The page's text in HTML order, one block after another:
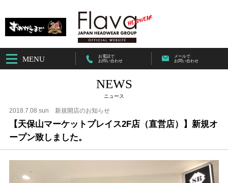
MENU
お電話で
お問い合わせ
メールで
お問い合わせ
NEWS
ニュース
2018.7.08 sun 新規開店のお知らせ
【天保山マーケットプレイス2F店（直営店）】新規オ
ープン致しました。